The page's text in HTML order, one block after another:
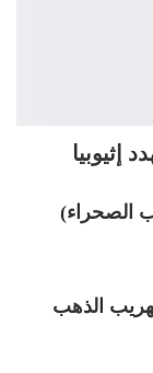
إثيوبيا
الصحراء)
الذهب